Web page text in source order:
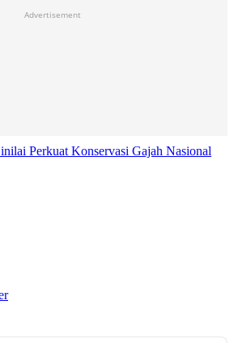
Advertisement
Perkuat Konservasi Gajah Nasional